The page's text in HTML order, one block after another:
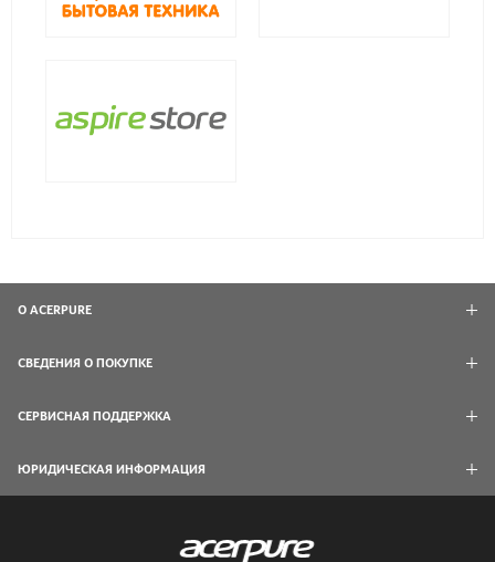
О ACERPURE
СВЕДЕНИЯ О ПОКУПКЕ
СЕРВИСНАЯ ПОДДЕРЖКА
ЮРИДИЧЕСКАЯ ИНФОРМАЦИЯ